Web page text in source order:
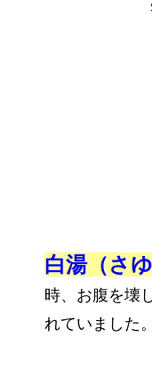
白湯（さゆ
時、お腹を壊
れていました。